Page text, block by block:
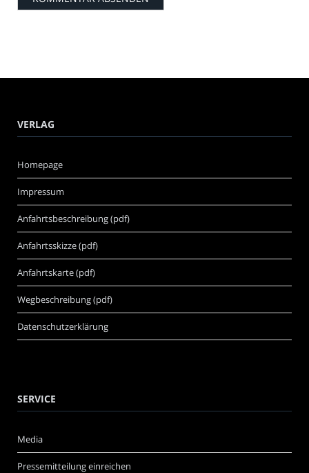
VERLAG
Homepage
Impressum
Anfahrtsbeschreibung (pdf)
Anfahrtsskizze (pdf)
Anfahrtskarte (pdf)
Wegbeschreibung (pdf)
Datenschutzerklärung
SERVICE
Media
Pressemitteilung einreichen